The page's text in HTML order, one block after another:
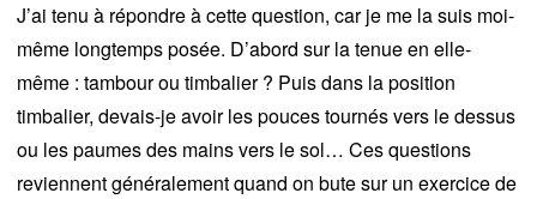
J’ai tenu à répondre à cette question, car je me la suis moi-
même longtemps posée. D’abord sur la tenue en elle-
même : tambour ou timbalier ? Puis dans la position
timbalier, devais-je avoir les pouces tournés vers le dessus
ou les paumes des mains vers le sol… Ces questions
reviennent généralement quand on bute sur un exercice de